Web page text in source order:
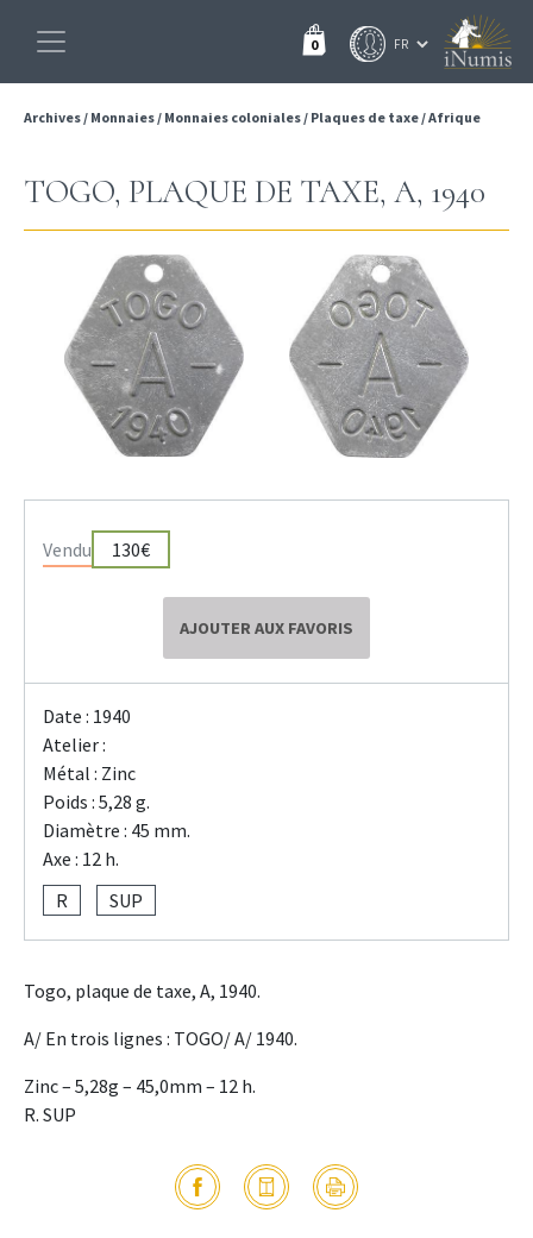
0
Archives/ Monnaies/ Monnaies coloniales/ Plaques de taxe/Afrique
TOGO, PLAQUE DE TAXE, A, 1940
Vendu 130€
AJOUTER AUX FAVORIS
Date : 1940
Atelier :
Métal : Zinc
Poids : 5,28 g.
Diamètre : 45 mm.
Axe : 12 h.
R
SUP
Togo, plaque de taxe, A, 1940.
A/ En trois lignes : TOGO/ A/ 1940.
Zinc – 5,28g – 45,0mm – 12 h.
R. SUP